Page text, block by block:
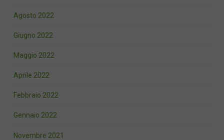
Agosto 2022
Giugno 2022
Maggio 2022
Aprile 2022
Febbraio 2022
Gennaio 2022
Novembre 2021